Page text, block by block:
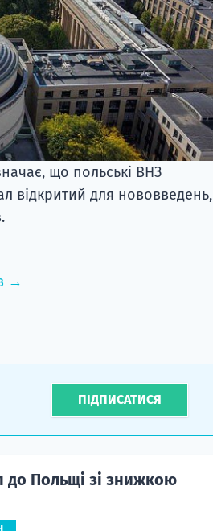
що польські ВНЗ
відкритий для нововведень,
→
ПІДПИСАТИСЯ
до Польщі зі знижкою